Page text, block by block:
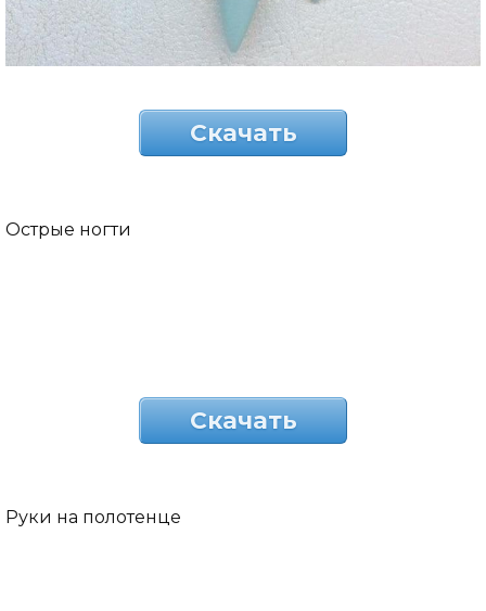
Скачать
Острые ногти
Скачать
Руки на полотенце